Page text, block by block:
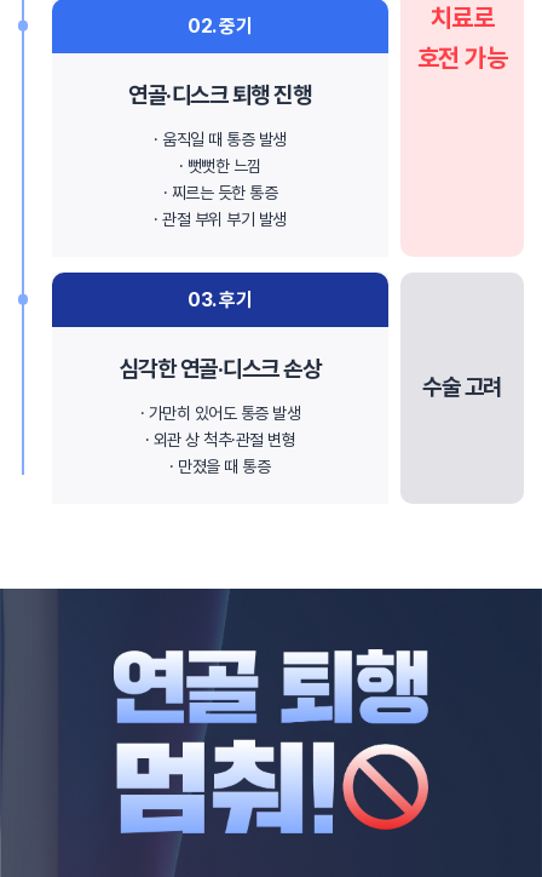
02. 중기
연골·디스크 퇴행 진행
· 움직일 때 통증 발생
· 뻣뻣한 느낌
· 찌르는 듯한 통증
· 관절 부위 부기 발생
03. 후기
심각한 연골·디스크 손상
· 가만히 있어도 통증 발생
· 외관 상 척추·관절 변형
· 만졌을 때 통증
치료로
호전 가능
수술 고려